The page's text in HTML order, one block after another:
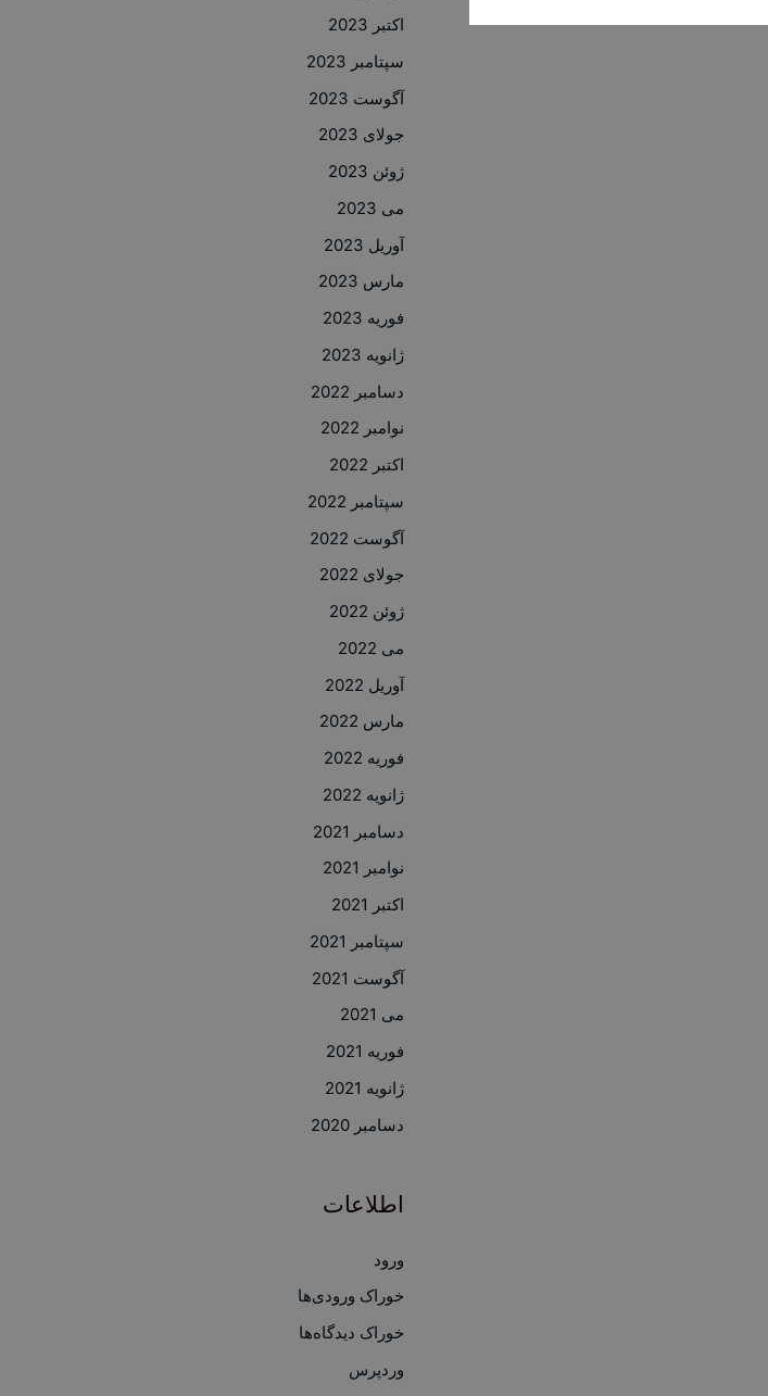
اکتبر 2023
سپتامبر 2023
آگوست 2023
جولای 2023
ژوئن 2023
می 2023
آوریل 2023
مارس 2023
فوریه 2023
ژانویه 2023
دسامبر 2022
نوامبر 2022
اکتبر 2022
سپتامبر 2022
آگوست 2022
جولای 2022
ژوئن 2022
می 2022
آوریل 2022
مارس 2022
فوریه 2022
ژانویه 2022
دسامبر 2021
نوامبر 2021
اکتبر 2021
سپتامبر 2021
آگوست 2021
می 2021
فوریه 2021
ژانویه 2021
دسامبر 2020
اطلاعات
ورود
خوراک ورودی‌ها
خوراک دیدگاه‌ها
وردپرس